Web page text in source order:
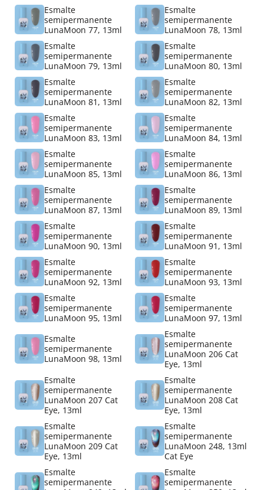
Esmalte
semipermanente
LunaMoon 77, 13ml
Esmalte
semipermanente
LunaMoon 78, 13ml
Esmalte
semipermanente
LunaMoon 79, 13ml
Esmalte
semipermanente
LunaMoon 80, 13ml
Esmalte
semipermanente
LunaMoon 81, 13ml
Esmalte
semipermanente
LunaMoon 82, 13ml
Esmalte
semipermanente
LunaMoon 83, 13ml
Esmalte
semipermanente
LunaMoon 84, 13ml
Esmalte
semipermanente
LunaMoon 85, 13ml
Esmalte
semipermanente
LunaMoon 86, 13ml
Esmalte
semipermanente
LunaMoon 87, 13ml
Esmalte
semipermanente
LunaMoon 89, 13ml
Esmalte
semipermanente
LunaMoon 90, 13ml
Esmalte
semipermanente
LunaMoon 91, 13ml
Esmalte
semipermanente
LunaMoon 92, 13ml
Esmalte
semipermanente
LunaMoon 93, 13ml
Esmalte
semipermanente
LunaMoon 95, 13ml
Esmalte
semipermanente
LunaMoon 97, 13ml
Esmalte
semipermanente
LunaMoon 98, 13ml
Esmalte
semipermanente
LunaMoon 206 Cat
Eye, 13ml
Esmalte
semipermanente
LunaMoon 207 Cat
Eye, 13ml
Esmalte
semipermanente
LunaMoon 208 Cat
Eye, 13ml
Esmalte
semipermanente
LunaMoon 209 Cat
Eye, 13ml
Esmalte
semipermanente
LunaMoon 248, 13ml
Cat Eye
Esmalte
semipermanente
Esmalte
semipermanente